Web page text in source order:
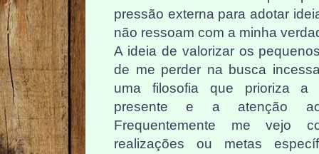
pressão externa para adotar
não ressoam com a minha
A ideia de valorizar os
de me perder na busca
uma filosofia que prioriza a
presente e a atenção
Frequentemente me vejo
realizações ou metas